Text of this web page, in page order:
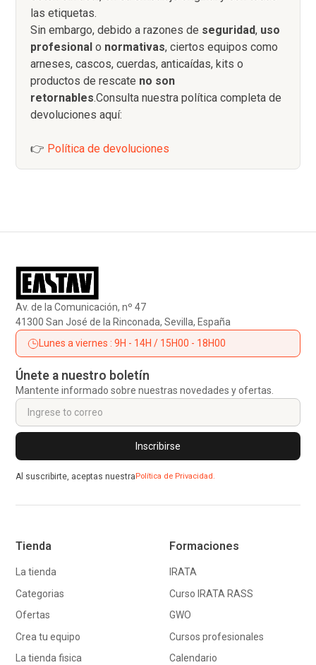
las etiquetas.
Sin embargo, debido a razones de seguridad, uso
profesional o normativas, ciertos equipos como
arneses, cascos, cuerdas, anticaídas, kits o
productos de rescate no son
retornables.Consulta nuestra política completa de
devoluciones aquí:
👉 Política de devoluciones
Av. de la Comunicación, nº 47
41300 San José de la Rinconada, Sevilla, España
Lunes a viernes : 9H - 14H / 15H00 - 18H00
Únete a nuestro boletín
Mantente informado sobre nuestras novedades y ofertas.
Al suscribirte, aceptas nuestra Política de Privacidad.
Tienda
La tienda
Categorias
Ofertas
Crea tu equipo
La tienda fisica
Formaciones
IRATA
Curso IRATA RASS
GWO
Cursos profesionales
Calendario